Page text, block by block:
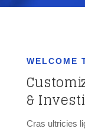
WELCOME
&
Cras ultricies